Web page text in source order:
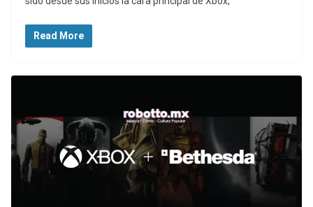
Read More